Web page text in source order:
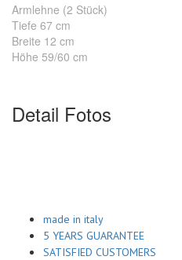
Armlehne (2 Stück)
Tiefe 67 cm
Breite 12 cm
Höhe 59/60 cm
Detail Fotos
made in italy
5 YEARS GUARANTEE
SATISFIED CUSTOMERS